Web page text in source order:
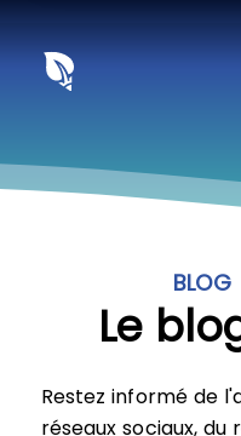
BLOG
Le
Restez informé de
réseaux sociaux,
Panneau de gestion